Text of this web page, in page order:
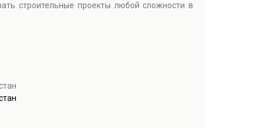
строительные проекты любой сложности в